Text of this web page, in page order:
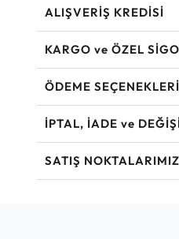
ALIŞVERİŞ KREDİSİ
KARGO ve ÖZEL
ÖDEME SEÇENEKLERİ
İPTAL, İADE ve
SATIŞ NOKTALARIMIZ